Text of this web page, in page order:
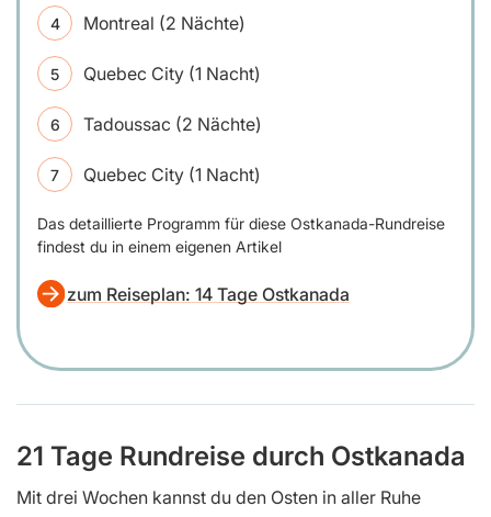
Montreal (2 Nächte)
Quebec City (1 Nacht)
Tadoussac (2 Nächte)
Quebec City (1 Nacht)
Das detaillierte Programm für diese Ostkanada-Rundreise
findest du in einem eigenen Artikel
zum Reiseplan: 14 Tage Ostkanada
21 Tage Rundreise durch Ostkanada
Mit drei Wochen kannst du den Osten in aller Ruhe